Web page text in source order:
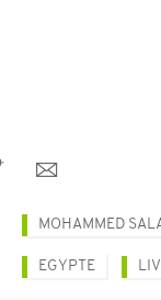
MOHAMMED
EGYPTE